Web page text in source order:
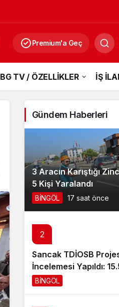
Premium'a Geç
BG TV / ÖZELLİKLER İŞ
Gündüz
Gündüz
Gece Modu
Gündem Haberleri
3 Aracın Karıştığı
5 Kişi Yaralandı
BİNGÖL 17 saat önce
2
Sancak TDİOSB
İncelemesi Yapıldı:
Dev Yatırım
BİNGÖL